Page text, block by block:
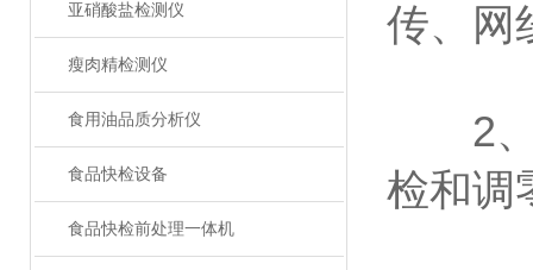
亚硝酸盐检测仪
瘦肉精检测仪
食用油品质分析仪
食品快检设备
食品快检前处理一体机
传、网
2、
检和调